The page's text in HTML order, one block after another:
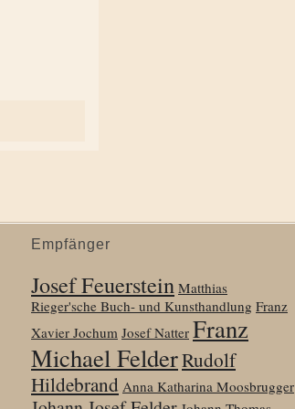
Empfänger
Josef Feuerstein Matthias
Rieger'sche Buch- und Kunsthandlung Franz
Xavier Jochum Josef Natter Franz
Michael FelderRudolf
Hildebrand Anna Katharina Moosbrugger